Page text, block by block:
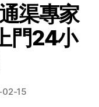
渠專家
門24小
02-15